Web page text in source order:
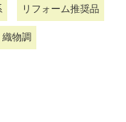
リフォーム推奨品
織物調